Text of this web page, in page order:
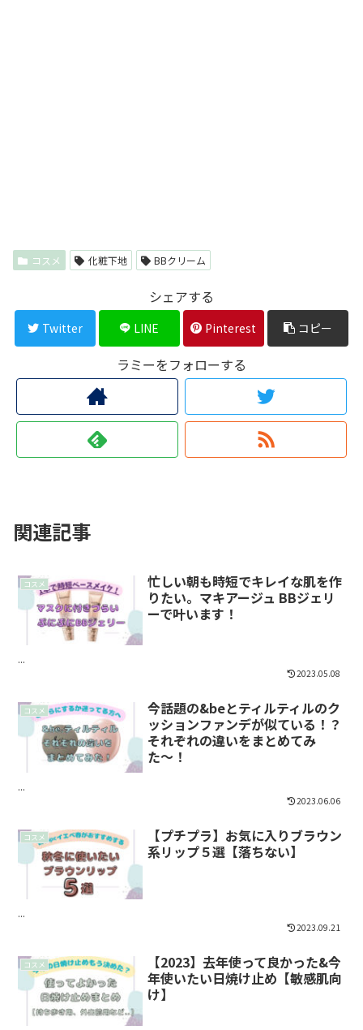
コスメ 化粧下地 BBクリーム
シェアする
Twitter LINE Pinterest コピー
ラミーをフォローする
関連記事
コスメ
忙しい朝も時短でキレイな肌を作
りたい。マキアージュ BBジェリ
ーで叶います！
...
2023.05.08
コスメ
今話題の&beとティルティルのク
ッションファンデが似ている！？
それぞれの違いをまとめてみ
た〜！
...
2023.06.06
コスメ
【プチプラ】お気に入りブラウン
系リップ５選【落ちない】
...
2023.09.21
コスメ
【2023】去年使って良かった&今
年使いたい日焼け止め【敏感肌向
け】